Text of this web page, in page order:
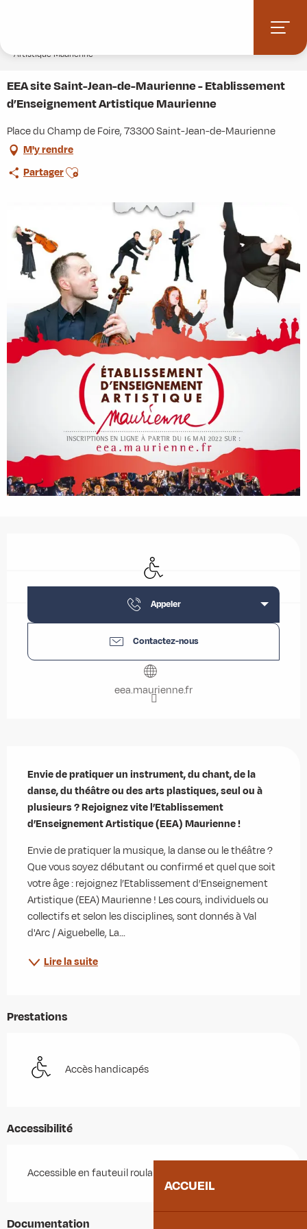
principal
ACCUEIL
Artistique Maurienne
EEA site Saint-Jean-de-Maurienne - Etablissement
d’Enseignement Artistique Maurienne
Place du Champ de Foire, 73300 Saint-Jean-de-Maurienne
M'y rendre
PartagerAjouter aux favoris
Accès handicapés
Appeler
Contactez-nous
eea.maurienne.fr
Envie de pratiquer un instrument, du chant, de la
danse, du théâtre ou des arts plastiques, seul ou à
plusieurs ? Rejoignez vite l’Etablissement
d’Enseignement Artistique (EEA) Maurienne !
Envie de pratiquer la musique, la danse ou le théâtre ?
Que vous soyez débutant ou confirmé et quel que soit
votre âge : rejoignez l’Etablissement d’Enseignement
Artistique (EEA) Maurienne ! Les cours, individuels ou
collectifs et selon les disciplines, sont donnés à Val
d'Arc / Aiguebelle, La...
Lire la suite
Prestations
Accès handicapés
Accessibilité
Accessible en fauteuil roulant avec aide
Documentation